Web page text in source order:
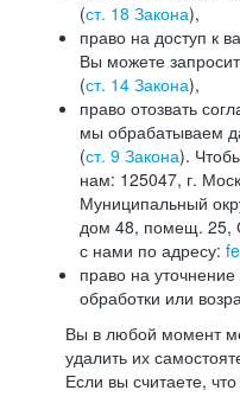
(ст. 18 Закона),
право на доступ к
Вы можете
(ст. 14 Закона),
право отозвать
мы обрабатываем
(ст. 9 Закона).
нам: 125047, г.
Муниципальный
дом 48, помещ. 25,
с нами по адресу:
право на
обработки или
Вы в любой момент
удалить их
Если вы считаете,